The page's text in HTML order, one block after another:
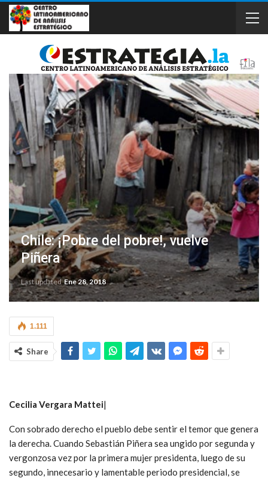
Chile: ¡Pobre del pobre!, vuelve
Piñera
Last updatedEne 28, 2018
1.111
Share
Cecilia Vergara Mattei|
Con sobrado derecho el pueblo debe sentir el temor que genera
la derecha. Cuando Sebastián Piñera sea ungido por segunda y
vergonzosa vez por la primera mujer presidenta, luego de su
segundo, innecesario y lamentable periodo presidencial, se